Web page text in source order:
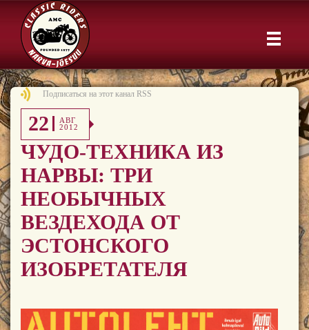
Подписаться на этот канал RSS
22
АВГ
2012
ЧУДО-ТЕХНИКА ИЗ
НАРВЫ: ТРИ
НЕОБЫЧНЫХ
ВЕЗДЕХОДА ОТ
ЭСТОНСКОГО
ИЗОБРЕТАТЕЛЯ